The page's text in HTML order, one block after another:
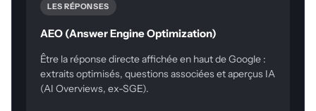
LES RÉPONSES
AEO (Answer Engine Optimization)
Être la réponse directe affichée en haut de Google :
extraits optimisés, questions associées et aperçus IA
(AI Overviews, ex-SGE).